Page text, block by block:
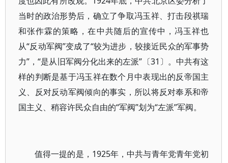
当时的政治形势后，确立了争取冯玉祥、打击段祺瑞
和张作霖的策略，在中共随后的宣传中，冯玉祥也
从“反动军阀”变成了“较为进步，较接近民众的军事势
力”，“是从旧军阀分化出来的左派”〔31〕。中共有这
样的判断是基于冯玉祥在数个月中表现出的反帝国主
义、反对反动军阀倾向的事实，所以将反对奉系和帝
国主义、稍容许民众自由的“军阀”划为“左派”军阀。
值得一提的是，1925年，中共与青年党青年党初